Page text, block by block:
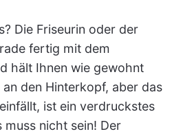
Die Friseurin oder der
fertig mit dem
hält Ihnen wie gewohnt
den Hinterkopf, aber das
ist ein verdruckstes
muss nicht sein! Der